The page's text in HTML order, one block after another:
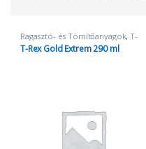
Ragasztó- és Tömítőanyagok,T-
REX Gold
T-Rex Gold Extrem 290 ml